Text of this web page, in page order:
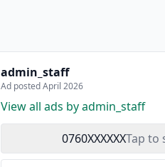
admin_staff
Ad posted April 2026
View all ads by admin_staff
0760XXXXXXTap to